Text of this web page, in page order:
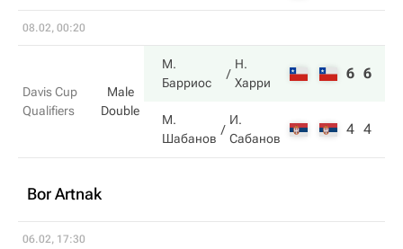
08.02, 00:20
Davis Cup
Qualifiers
Male
Double
М.
Барриос
Н.
Харри
6 6
М.
Шабанов
И.
Сабанов
4 4
Bor Artnak
06.02, 17:30